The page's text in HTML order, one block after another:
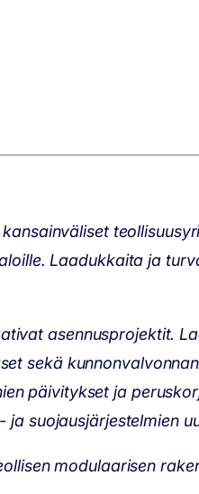
Laadukkaita ja
asennusprojektit.
sekä
päivitykset ja
suojausjärjestelmien
modulaarisen